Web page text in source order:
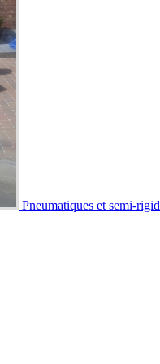
Pneumatiques et semi-